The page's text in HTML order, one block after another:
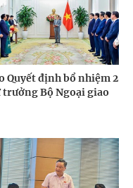
Quyết định bổ nhiệm 2
trưởng Bộ Ngoại giao